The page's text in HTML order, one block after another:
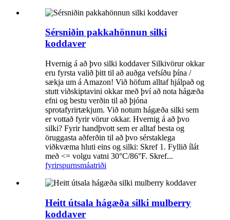
Sérsniðin pakkahönnun silki
koddaver
Hvernig á að þvo silki koddaver Silkivörur okkar
eru fyrsta valið þitt til að auðga vefsíðu þína /
sækja um á Amazon! Við höfum alltaf hjálpað og
stutt viðskiptavini okkar með því að nota hágæða
efni og bestu verðin til að þjóna
sprotafyrirtækjum. Við notum hágæða silki sem
er vottað fyrir vörur okkar. Hvernig á að þvo
silki? Fyrir handþvott sem er alltaf besta og
öruggasta aðferðin til að þvo sérstaklega
viðkvæma hluti eins og silki: Skref 1. Fyllið ílát
með <= volgu vatni 30°C/86°F. Skref...
fyrirspurnsmáatriði
Heitt útsala hágæða silki mulberry
koddaver